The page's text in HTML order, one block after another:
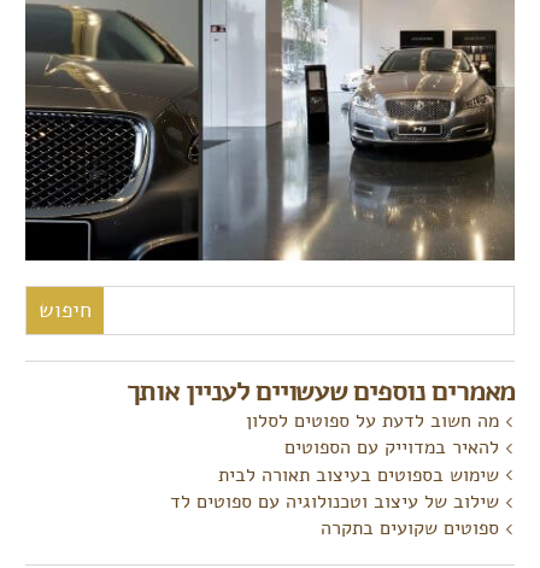
מאמרים נוספים שעשויים לעניין אותך
מה חשוב לדעת על ספוטים לסלון
להאיר במדוייק עם הספוטים
שימוש בספוטים בעיצוב תאורה לבית
שילוב של עיצוב וטכנולוגיה עם ספוטים לד
ספוטים שקועים בתקרה